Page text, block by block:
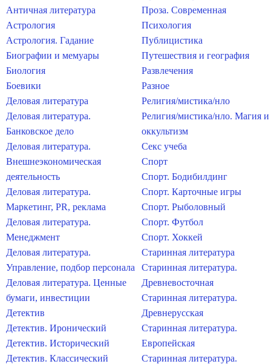
Античная литература
Астрология
Астрология. Гадание
Биографии и мемуары
Биология
Боевики
Деловая литература
Деловая литература.
Банковское дело
Деловая литература.
Внешнеэкономическая
деятельность
Деловая литература.
Маркетинг, PR, реклама
Деловая литература.
Менеджмент
Деловая литература.
Управление, подбор персонала
Деловая литература. Ценные
бумаги, инвестиции
Детектив
Детектив. Иронический
Детектив. Исторический
Детектив. Классический
Проза. Современная
Психология
Публицистика
Путешествия и география
Развлечения
Разное
Религия/мистика/нло
Религия/мистика/нло. Магия и
оккультизм
Секс учеба
Спорт
Спорт. Бодибилдинг
Спорт. Карточные игры
Спорт. Рыболовный
Спорт. Футбол
Спорт. Хоккей
Старинная литература
Старинная литература.
Древневосточная
Старинная литература.
Древнерусская
Старинная литература.
Европейская
Старинная литература.